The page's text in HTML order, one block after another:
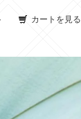
カートを見る